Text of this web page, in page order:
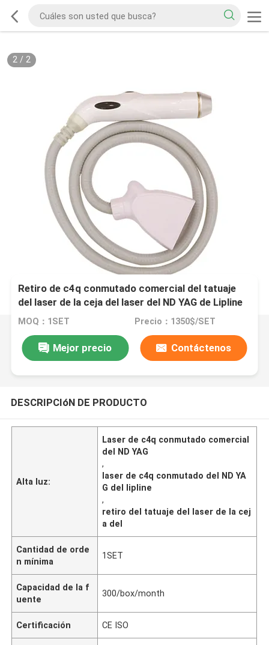
2/ 2
Retiro de c4q conmutado comercial del tatuaje
del laser de la ceja del laser del ND YAG de Lipline
MOQ：1SET Precio：1350$/SET
Mejor precio Contáctenos
DESCRIPCIóN DE PRODUCTO
Alta luz:
Laser de c4q conmutado comercial
del ND YAG
,
laser de c4q conmutado del ND YA
G del lipline
,
retiro del tatuaje del laser de la cej
a del
Cantidad de orde
n mínima
1SET
Capacidad de la f
uente
300/box/month
Certificación CE ISO